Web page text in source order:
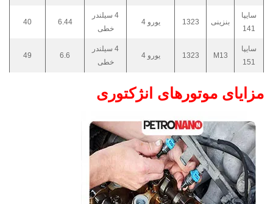
سایپا
141
بنزینی 1323 یورو 4
4 سیلندر
خطی
6.44
40
سایپا
151
M13
1323 یورو 4
4 سیلندر
خطی
6.6
49
مزایای موتورهای انژکتوری